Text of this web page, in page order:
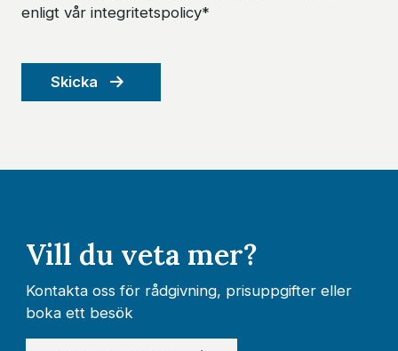
enligt vår integritetspolicy*
Skicka
Vill du veta mer?
Kontakta oss för rådgivning, prisuppgifter eller
boka ett besök